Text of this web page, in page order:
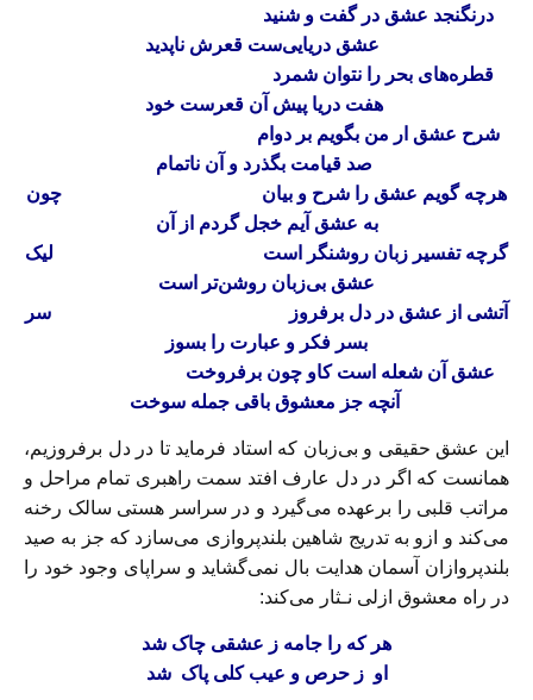
درنگنجد عشق در گفت و شنید
عشق دریایی‌ست قعرش ناپدید
قطره‌های بحر را نتوان شمرد
هفت دریا پیش آن قعرست خود
شرح عشق ار من بگویم‌ بر‌ دوام‌
صد قیامت بگذرد و آن ناتمام‌
هرچه گویم عشق را شرح و بیان‌ چون
به عشق آیم خجل گردم از آن‌
گرچه تفسیر زبان روشنگر است‌ لیک
عشق بی‌زبان روشن‌تر‌ است‌
آتشی از عشق در دل برفروز سر
بسر فکر و عبارت را بسوز
عشق آن شعله است کاو چون برفروخت‌
آنچه جز معشوق باقی جمله سوخت
این عشق حقیقی و بی‌زبان‌ که‌ استاد‌ فرماید تا در دل برفروزیم‌،
همانست‌ که‌ اگر در دل عارف افتد سمت راهبری تمام مراحل و
مراتب قلبی را برعهده می‌گیرد و در سراسر هستی سالک رخنه
می‌کند و از‌و به‌ تدریج‌ شاهین بلندپروازی می‌سازد که جز به صید
بلندپروازان‌ آسمان‌ هدایت بال نمی‌گشاید و سراپای وجود خود را
در راه معشوق ازلی نـثار می‌کند:
هر که را جامه ز عشقی چاک‌ شد‌
او‌ ز حرص و عیب کلی پاک شد